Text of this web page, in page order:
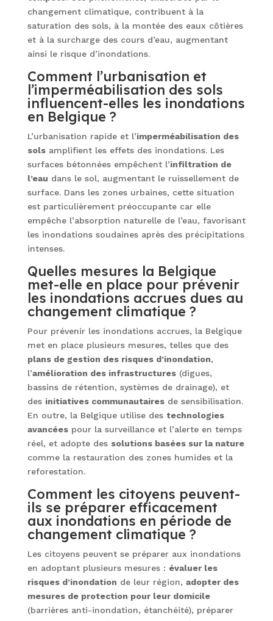
changement climatique, contribuent à la
saturation des sols, à la montée des eaux côtières
et à la surcharge des cours d’eau, augmentant
ainsi le risque d’inondations.
Comment l’urbanisation et
l’imperméabilisation des sols
influencent-elles les inondations
en Belgique ?
L’urbanisation rapide et l’imperméabilisation des
solsamplifient les effets des inondations. Les
surfaces bétonnées empêchent l’infiltration de
l’eau dans le sol, augmentant le ruissellement de
surface. Dans les zones urbaines, cette situation
est particulièrement préoccupante car elle
empêche l’absorption naturelle de l’eau, favorisant
les inondations soudaines après des précipitations
intenses.
Quelles mesures la Belgique
met-elle en place pour prévenir
les inondations accrues dues au
changement climatique ?
Pour prévenir les inondations accrues, la Belgique
met en place plusieurs mesures, telles que des
plans de gestion des risques d’inondation,
l’amélioration des infrastructures(digues,
bassins de rétention, systèmes de drainage), et
des initiatives communautairesde sensibilisation.
En outre, la Belgique utilise des technologies
avancéespour la surveillance et l’alerte en temps
réel, et adopte des solutions basées sur la nature
comme la restauration des zones humides et la
reforestation.
Comment les citoyens peuvent-
ils se préparer efficacement
aux inondations en période de
changement climatique ?
Les citoyens peuvent se préparer aux inondations
en adoptant plusieurs mesures : évaluer les
risques d’inondation de leur région, adopter des
mesures de protection pour leur domicile
(barrières anti-inondation, étanchéité), préparer